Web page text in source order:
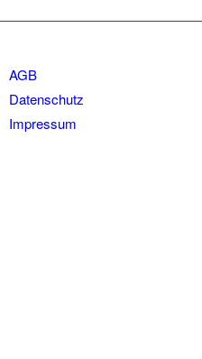
AGB
Datenschutz
Impressum